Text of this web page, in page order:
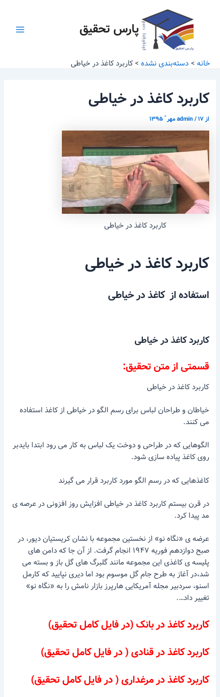
پارس تحقیق
خانه دسته‌بندی نشده کاربرد کاغذ در خیاطی
کاربرد کاغذ در خیاطی
از admin/۱۷ مهر ّ ۱۳۹۵
کاربرد کاغذ در خیاطی
کاربرد کاغذ در خیاطی
استفاده از کاغذ در خیاطی
کاربرد کاغذ در خیاطی
قسمتی از متن تحقیق:
کاربرد کاغذ در خیاطی
خیاطان و طراحان لباس برای رسم الگو در خیاطی از کاغذ استفاده
می کنند.
الگوهایی که در طراحی و دوخت یک لباس به کار می رود ابتدا بایدبر
روی کاغذ پیاده سازی شود.
کاغذهایی که در رسم الگو مورد کاربرد قرار می گیرند
در قرن بیستم کاربرد کاغذ در خیاطی افزایش روز افزونی در عرصه ی
مد پیدا کرد.
عرضه ی «نگاه نو» از نخستین مجموعه با نشان کریستیان دیور، در
صبح دوازدهم فوریه ۱۹۴۷ انجام گرفت. از آن جا که دامن های
پلیسه ی کاغذی این مجموعه مانند گلبرگ های گل باز و بسته می
شد،در آغاز به طرح جام گل موسوم بود اما دیری نپایید که کارمل
اسنو، سردبیر مجله آمریکایی هارپرز بازار نامش را به «نگاه نو»
تغییر داد….
کاربرد کاغذ در بانک (در فایل کامل تحقیق)
کاربرد کاغذ در قنادی ( در فایل کامل تحقیق)
کاربرد کاغذ در مرغداری ( در فایل کامل تحقیق)